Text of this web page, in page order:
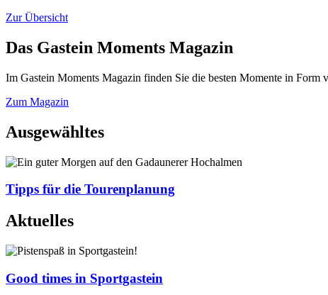
Zur Übersicht
Das Gastein Moments Magazin
Im Gastein Moments Magazin finden Sie die besten Momente in Form
Zum Magazin
Ausgewähltes
Tipps für die Tourenplanung
Aktuelles
Good times in Sportgastein